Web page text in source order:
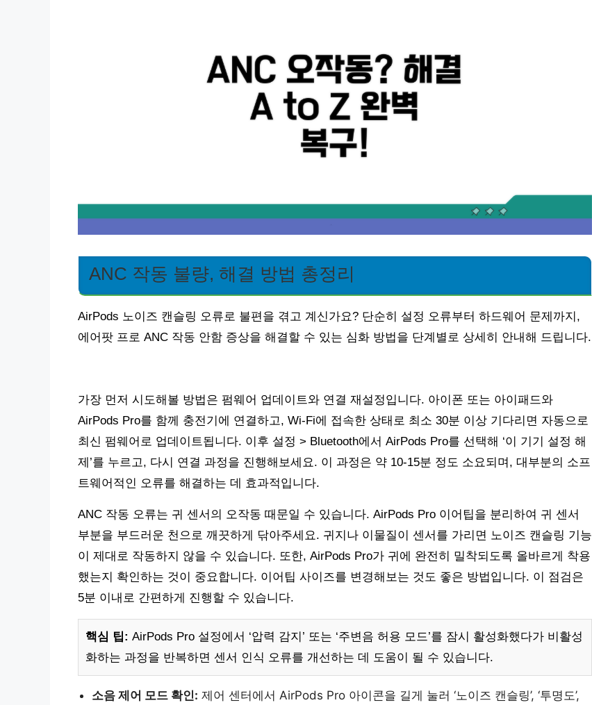
ANC 작동 불량, 해결 방법 총정리
AirPods 노이즈 캔슬링 오류로 불편을 겪고 계신가요? 단순히 설정 오류부터 하드웨어 문제까지,
에어팟 프로 ANC 작동 안함 증상을 해결할 수 있는 심화 방법을 단계별로 상세히 안내해 드립니다.
가장 먼저 시도해볼 방법은 펌웨어 업데이트와 연결 재설정입니다. 아이폰 또는 아이패드와
AirPods Pro를 함께 충전기에 연결하고, Wi-Fi에 접속한 상태로 최소 30분 이상 기다리면 자동으로
최신 펌웨어로 업데이트됩니다. 이후 설정 > Bluetooth에서 AirPods Pro를 선택해 ‘이 기기 설정 해
제’를 누르고, 다시 연결 과정을 진행해보세요. 이 과정은 약 10-15분 정도 소요되며, 대부분의 소프
트웨어적인 오류를 해결하는 데 효과적입니다.
ANC 작동 오류는 귀 센서의 오작동 때문일 수 있습니다. AirPods Pro 이어팁을 분리하여 귀 센서
부분을 부드러운 천으로 깨끗하게 닦아주세요. 귀지나 이물질이 센서를 가리면 노이즈 캔슬링 기능
이 제대로 작동하지 않을 수 있습니다. 또한, AirPods Pro가 귀에 완전히 밀착되도록 올바르게 착용
했는지 확인하는 것이 중요합니다. 이어팁 사이즈를 변경해보는 것도 좋은 방법입니다. 이 점검은
5분 이내로 간편하게 진행할 수 있습니다.
핵심 팁: AirPods Pro 설정에서 ‘압력 감지’ 또는 ‘주변음 허용 모드’를 잠시 활성화했다가 비활성
화하는 과정을 반복하면 센서 인식 오류를 개선하는 데 도움이 될 수 있습니다.
소음 제어 모드 확인: 제어 센터에서 AirPods Pro 아이콘을 길게 눌러 ‘노이즈 캔슬링’, ‘투명도’,